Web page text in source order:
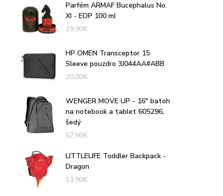
Parfém ARMAF Bucephalus No.
XI - EDP 100 ml
29,90€
HP OMEN Transceptor 15
Sleeve pouzdro 3J044AA#ABB
20,00€
WENGER MOVE UP - 16″ batoh
na notebook a tablet 605296,
šedý
67,90€
LITTLELIFE Toddler Backpack -
Dragon
13,90€